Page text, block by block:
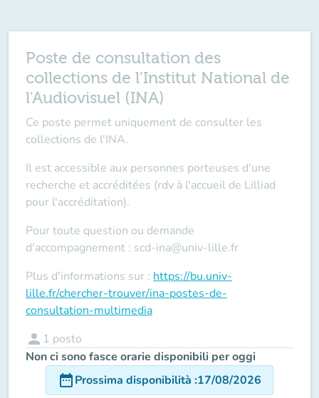
Poste de consultation des
collections de l'Institut National de
l'Audiovisuel (INA)
Ce poste permet uniquement de consulter les
collections de l'INA.
Il est accessible aux personnes porteuses d'une
recherche et accréditées (rdv à l'accueil de Lilliad
pour l'accréditation).
Pour toute question ou demande
d'accompagnement : scd-ina@univ-lille.fr
Plus d'informations sur : https://bu.univ-
lille.fr/chercher-trouver/ina-postes-de-
consultation-multimedia
person 1 posto
Non ci sono fasce orarie disponibili per oggi
date_rangeProssima disponibilità :17/08/2026